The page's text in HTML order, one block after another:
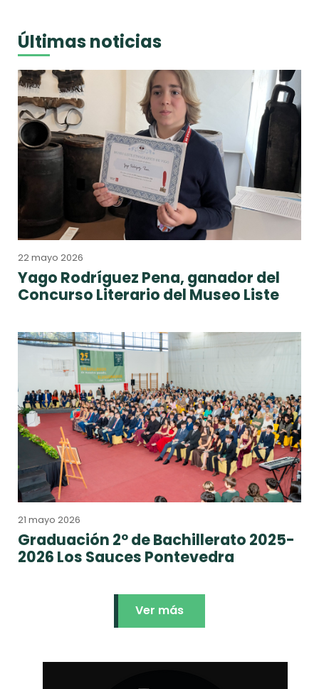
Últimas noticias
22 mayo 2026
Yago Rodríguez Pena, ganador del
Concurso Literario del Museo Liste
21 mayo 2026
Graduación 2º de Bachillerato 2025-
2026 Los Sauces Pontevedra
Ver más